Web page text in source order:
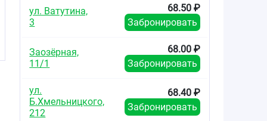
ул. Ватутина,
3
68.50 ₽
Забронировать
Заозёрная,
11/1
68.00 ₽
Забронировать
ул.
Б.Хмельницкого,
212
68.40 ₽
Забронировать